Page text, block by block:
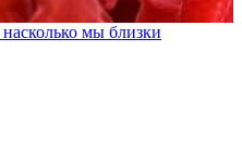
мы близки